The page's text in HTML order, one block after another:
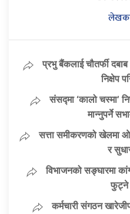
प्रभु बैंकलाई चौतर्फी
निक्षेप
संसद्मा ‘कालो चस्मा’
मान्नुपर्ने
सत्ता समीकरणको खेलमा
र
विभाजनको सङ्घारमा
फुट्ने
कर्मचारी संगठन